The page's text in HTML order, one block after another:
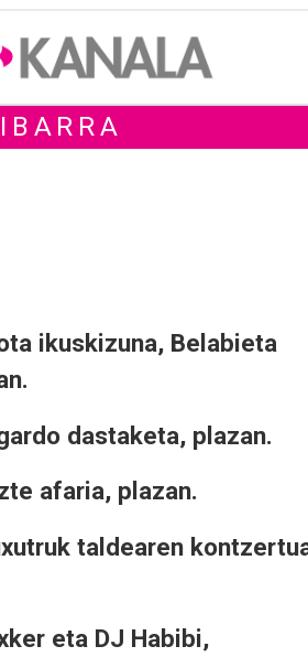
IBARRA
ikuskizuna, Belabieta
dastaketa, plazan.
afaria, plazan.
taldearen
eta DJ Habibi,